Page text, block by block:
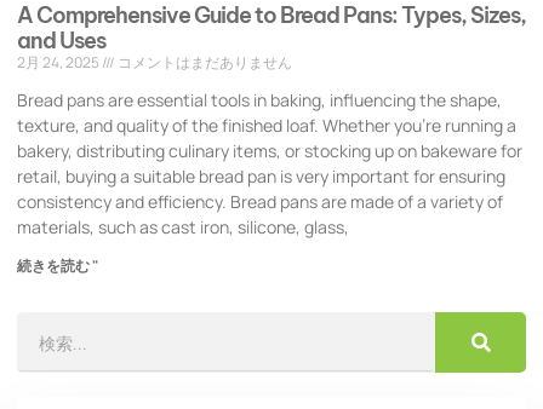
A Comprehensive Guide to Bread Pans: Types, Sizes,
and Uses
2月 24, 2025 コメントはまだありません
Bread pans are essential tools in baking, influencing the shape,
texture, and quality of the finished loaf. Whether you’re running a
bakery, distributing culinary items, or stocking up on bakeware for
retail, buying a suitable bread pan is very important for ensuring
consistency and efficiency. Bread pans are made of a variety of
materials, such as cast iron, silicone, glass,
続きを読む "